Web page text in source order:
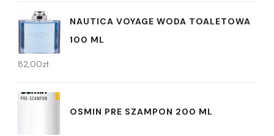
NAUTICA VOYAGE WODA TOALETOWA
100 ML
82,00zł
OSMIN PRE SZAMPON 200 ML